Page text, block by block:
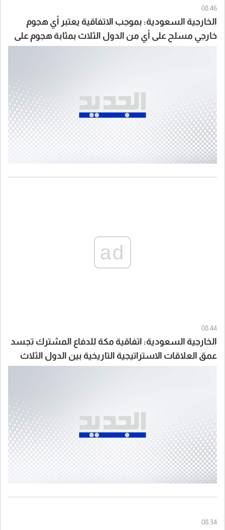
08:46
الخارجية السعودية: بموجب الاتفاقية يعتبر أي هجوم
خارجي مسلح على أي من الدول الثلاث بمثابة هجوم على
ad
08:44
الخارجية السعودية: اتفاقية مكة للدفاع المشترك تجسد
عمق العلاقات الاستراتيجية التاريخية بين الدول الثلاث
08:34